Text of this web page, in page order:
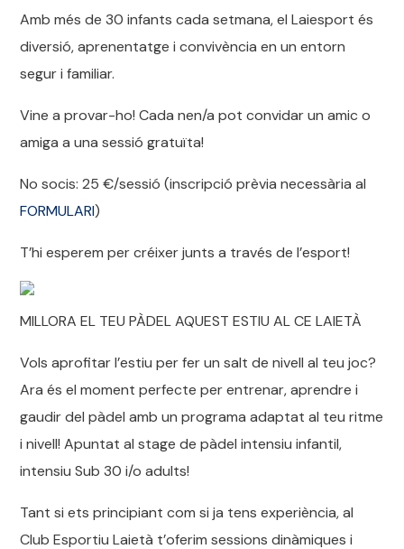
Amb més de 30 infants cada setmana, el Laiesport és
diversió, aprenentatge i convivència en un entorn
segur i familiar.
Vine a provar-ho! Cada nen/a pot convidar un amic o
amiga a una sessió gratuïta!
No socis: 25 €/sessió (inscripció prèvia necessària al
FORMULARI)
T’hi esperem per créixer junts a través de l’esport!
MILLORA EL TEU PÀDEL AQUEST ESTIU AL CE LAIETÀ
Vols aprofitar l’estiu per fer un salt de nivell al teu joc?
Ara és el moment perfecte per entrenar, aprendre i
gaudir del pàdel amb un programa adaptat al teu ritme
i nivell! Apuntat al stage de pàdel intensiu infantil,
intensiu Sub 30 i/o adults!
Tant si ets principiant com si ja tens experiència, al
Club Esportiu Laietà t’oferim sessions dinàmiques i